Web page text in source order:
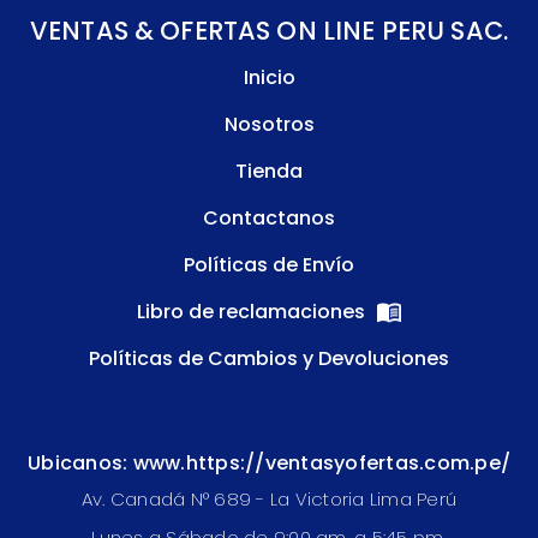
VENTAS & OFERTAS ON LINE PERU SAC.
Inicio
Nosotros
Tienda
Contactanos
Políticas de Envío
Libro de reclamaciones
Políticas de Cambios y Devoluciones
Ubicanos: www.https://ventasyofertas.com.pe/
Av. Canadá N° 689 - La Victoria Lima Perú